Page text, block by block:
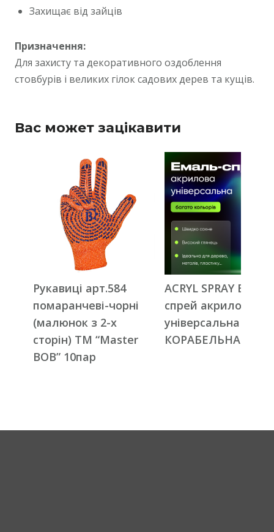
Захищає від зайців
Призначення:
Для захисту та декоративного оздоблення
стовбурів і великих гілок садових дерев та кущів.
Вас может зацікавити
Рукавиці арт.584
помаранчеві-чорні
(малюнок з 2-х
сторін) ТМ “Master
BOB” 10пар
ACRYL SPRAY
спрей акрилова
універсальна ТМ
КОРАБЕЛЬНА